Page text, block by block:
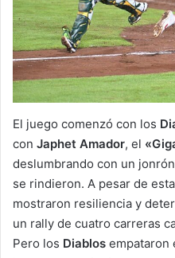
El juego comenzó con los
con Japhet Amador, el
deslumbrando con un
se rindieron. A pesar de
mostraron resiliencia y
un rally de cuatro carreras
Pero los Diablos empataron